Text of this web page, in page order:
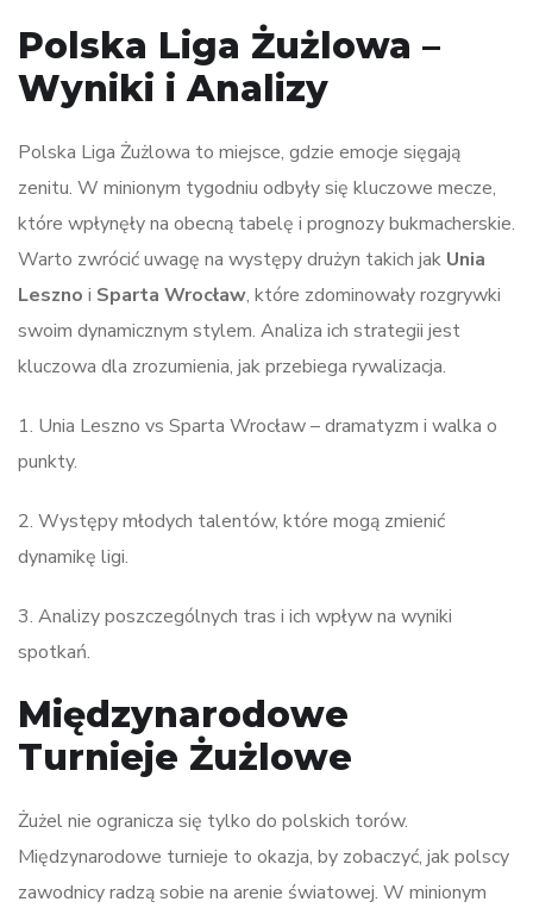
Polska Liga Żużlowa –
Wyniki i Analizy
Polska Liga Żużlowa to miejsce, gdzie emocje sięgają
zenitu. W minionym tygodniu odbyły się kluczowe mecze,
które wpłynęły na obecną tabelę i prognozy bukmacherskie.
Warto zwrócić uwagę na występy drużyn takich jak Unia
Leszno i Sparta Wrocław, które zdominowały rozgrywki
swoim dynamicznym stylem. Analiza ich strategii jest
kluczowa dla zrozumienia, jak przebiega rywalizacja.
1. Unia Leszno vs Sparta Wrocław – dramatyzm i walka o
punkty.
2. Występy młodych talentów, które mogą zmienić
dynamikę ligi.
3. Analizy poszczególnych tras i ich wpływ na wyniki
spotkań.
Międzynarodowe
Turnieje Żużlowe
Żużel nie ogranicza się tylko do polskich torów.
Międzynarodowe turnieje to okazja, by zobaczyć, jak polscy
zawodnicy radzą sobie na arenie światowej. W minionym